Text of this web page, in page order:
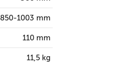
850-1003 mm
110 mm
11,5 kg